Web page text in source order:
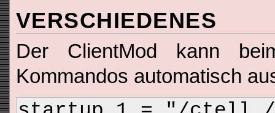
VERSCHIEDENES
Der ClientMod kann
Kommandos automatisch